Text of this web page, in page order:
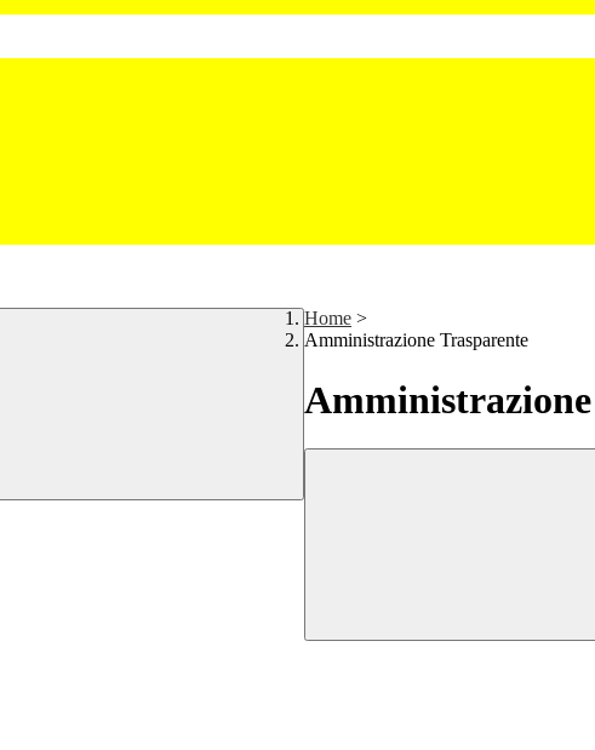
Home >
Amministrazione Trasparente